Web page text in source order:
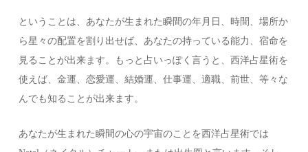
ということは、あなたが生まれた瞬間の年月日、時間、場所か
ら星々の配置を割り出せば、あなたの持っている能力、宿命を
見ることが出来ます。もっと占いっぽく言うと、西洋占星術を
使えば、金運、恋愛運、結婚運、仕事運、適職、前世、等々な
んでも知ることが出来ます。
あなたが生まれた瞬間の心の宇宙のことを西洋占星術では